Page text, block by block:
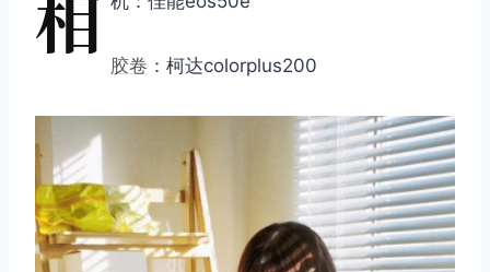
相 胶卷 ：柯达colorplus200